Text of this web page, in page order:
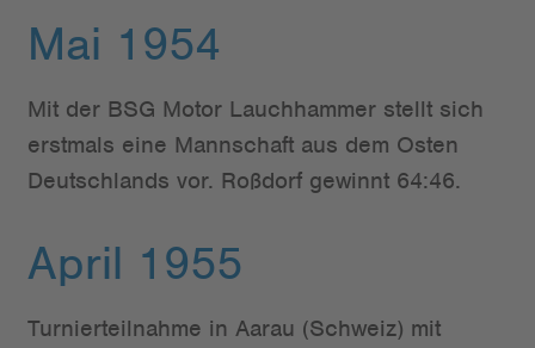
Mai 1954
Mit der BSG Motor Lauchhammer stellt sich
erstmals eine Mannschaft aus dem Osten
Deutschlands vor. Roßdorf gewinnt 64:46.
April 1955
Turnierteilnahme in Aarau (Schweiz) mit